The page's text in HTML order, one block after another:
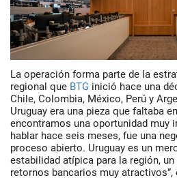
La operación forma parte de la
regional que BTG inició hace una
Chile, Colombia, México, Perú y
Uruguay era una pieza que faltaba
encontramos una oportunidad muy
hablar hace seis meses, fue una
proceso abierto. Uruguay es un
estabilidad atípica para la región,
retornos bancarios muy atractivos”,